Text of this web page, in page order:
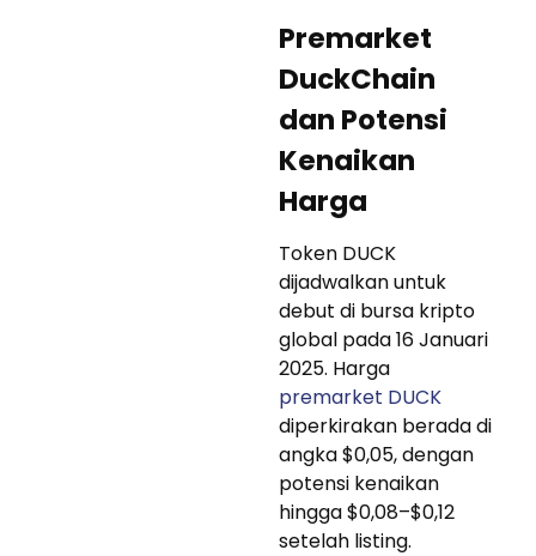
Premarket
DuckChain
dan Potensi
Kenaikan
Harga
Token DUCK
dijadwalkan untuk
debut di bursa kripto
global pada 16 Januari
2025. Harga
premarket DUCK
diperkirakan berada di
angka $0,05, dengan
potensi kenaikan
hingga $0,08–$0,12
setelah listing.